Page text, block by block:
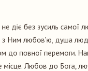
діє без зусиль самої
з Ним любов’ю, душа
до повної перемоги.
місце. Любов до Бога,